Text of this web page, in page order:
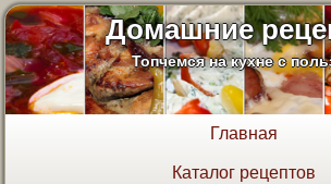
Домашние
Топчемся на кухне с
Главная
Каталог рецептов